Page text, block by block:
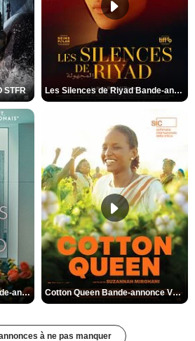
STFR Les Silences de Riyad Bande-annonce VO STFR
Des Fleurs pour Tokyo Bande-annonce VO STFR Cotton Queen Bande-annonce VO STFR
à ne pas manquer